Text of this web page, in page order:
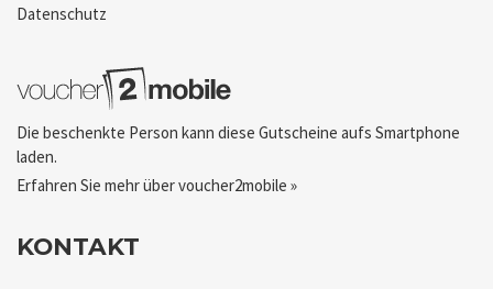
Datenschutz
Die beschenkte Person kann diese Gutscheine aufs Smartphone
laden.
Erfahren Sie mehr über voucher2mobile »
KONTAKT